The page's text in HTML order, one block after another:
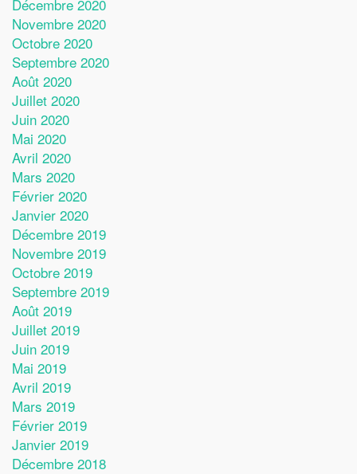
Décembre 2020
Novembre 2020
Octobre 2020
Septembre 2020
Août 2020
Juillet 2020
Juin 2020
Mai 2020
Avril 2020
Mars 2020
Février 2020
Janvier 2020
Décembre 2019
Novembre 2019
Octobre 2019
Septembre 2019
Août 2019
Juillet 2019
Juin 2019
Mai 2019
Avril 2019
Mars 2019
Février 2019
Janvier 2019
Décembre 2018